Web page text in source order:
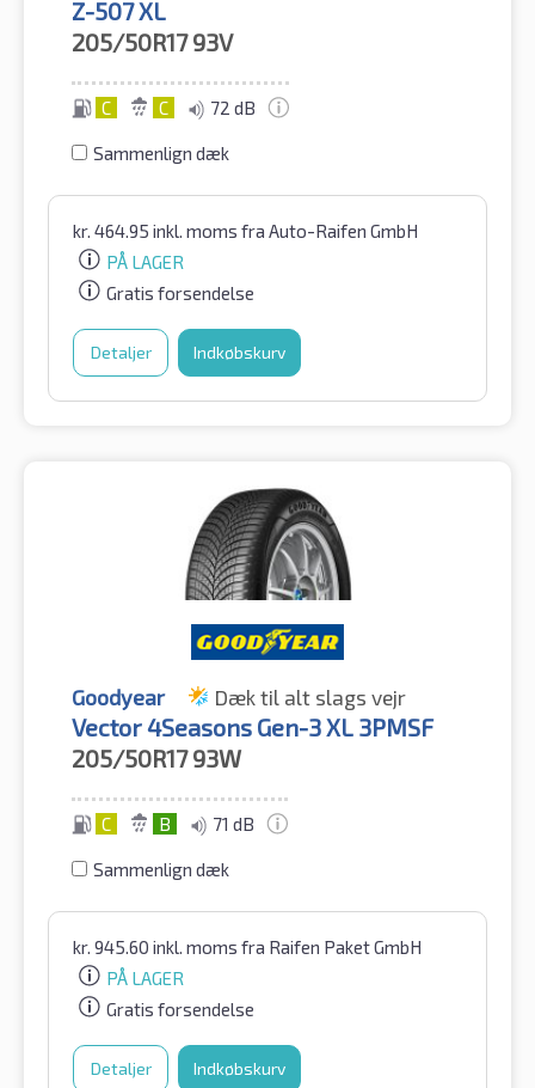
Z-507 XL
205/50R17 93V
C C 72 dB
Sammenlign dæk
kr. 464.95 inkl. moms fra Auto-Raifen GmbH
PÅ LAGER
Gratis forsendelse
Detaljer Indkøbskurv
Goodyear Dæk til alt slags vejr
Vector 4Seasons Gen-3 XL 3PMSF
205/50R17 93W
C B 71 dB
Sammenlign dæk
kr. 945.60 inkl. moms fra Raifen Paket GmbH
PÅ LAGER
Gratis forsendelse
Detaljer Indkøbskurv